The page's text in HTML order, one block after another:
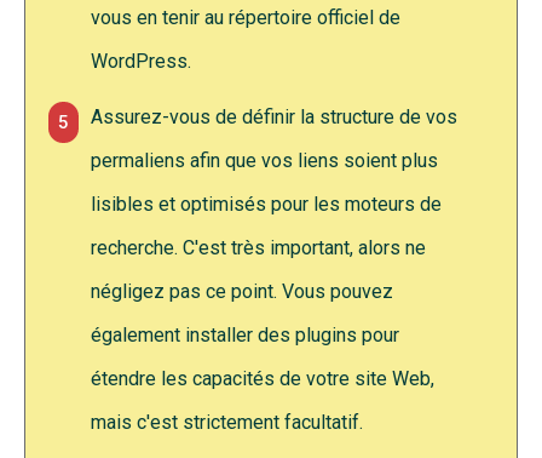
vous en tenir au répertoire officiel de
WordPress.
5
Assurez-vous de définir la structure de vos
permaliens afin que vos liens soient plus
lisibles et optimisés pour les moteurs de
recherche. C'est très important, alors ne
négligez pas ce point. Vous pouvez
également installer des plugins pour
étendre les capacités de votre site Web,
mais c'est strictement facultatif.